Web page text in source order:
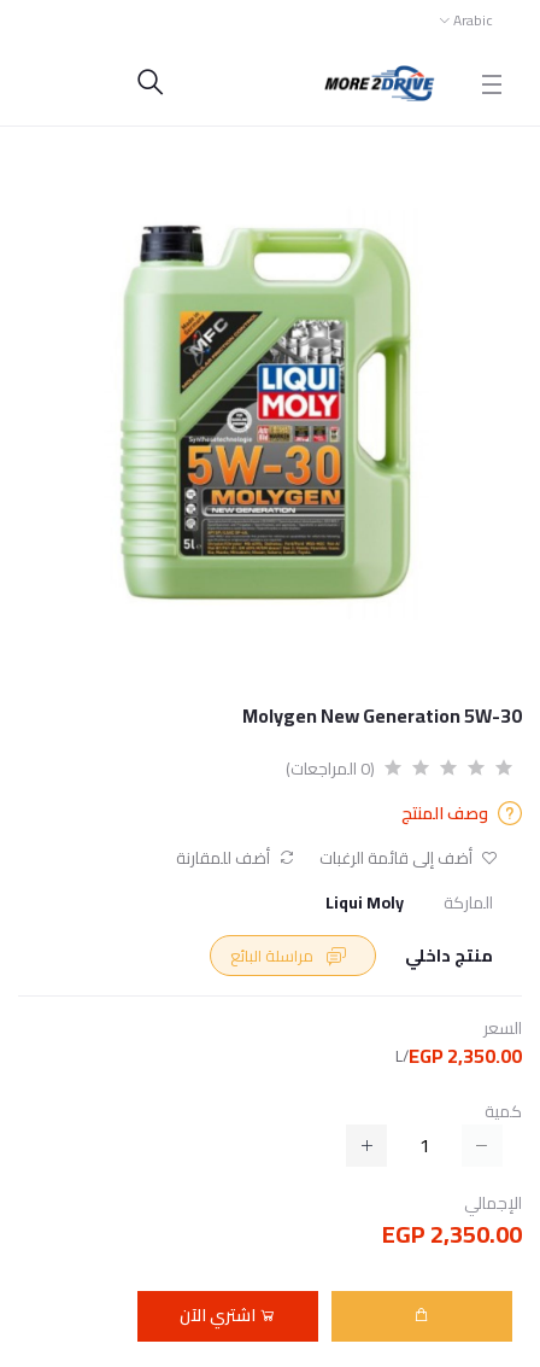
Arabic
Molygen New Generation 5W-30
(0 المراجعات)
وصف المنتج
أضف إلى قائمة الرغبات
أضف للمقارنة
الماركة
Liqui Moly
منتج داخلي
السعر
2,350.00 EGP
/L
كمية
الإجمالي
2,350.00 EGP
اشتري الآن